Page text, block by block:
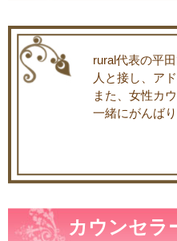
rural代表の平
人と接し、ア
また、女性カ
一緒にがんば
カウンセラ